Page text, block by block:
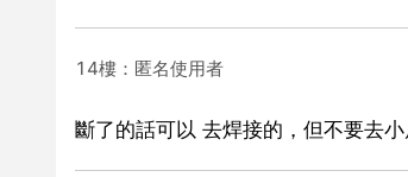
14樓：匿名使用者
斷了的話可以 去焊接的，但不要去